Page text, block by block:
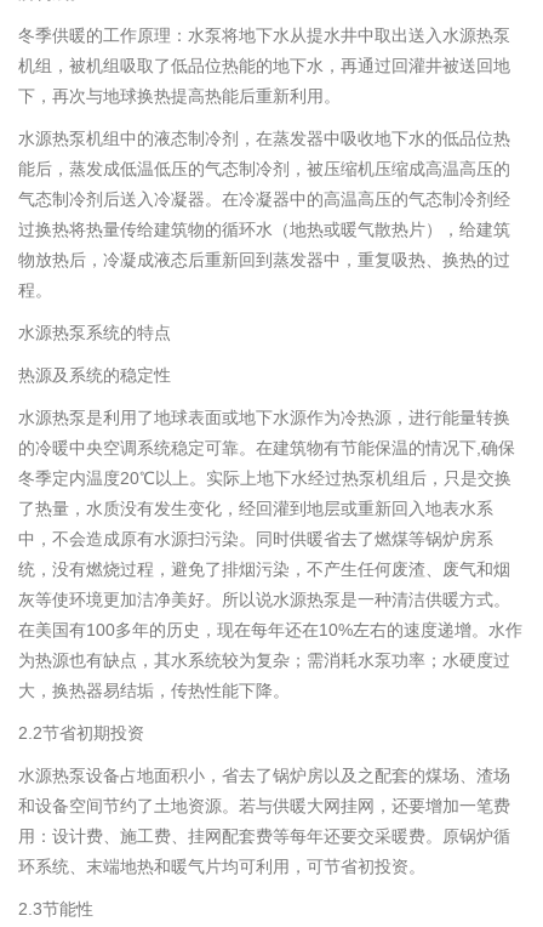
冬季供暖的工作原理：水泵将地下水从提水井中取出送入水源热泵
机组，被机组吸取了低品位热能的地下水，再通过回灌井被送回地
下，再次与地球换热提高热能后重新利用。
水源热泵机组中的液态制冷剂，在蒸发器中吸收地下水的低品位热
能后，蒸发成低温低压的气态制冷剂，被压缩机压缩成高温高压的
气态制冷剂后送入冷凝器。在冷凝器中的高温高压的气态制冷剂经
过换热将热量传给建筑物的循环水（地热或暖气散热片），给建筑
物放热后，冷凝成液态后重新回到蒸发器中，重复吸热、换热的过
程。
水源热泵系统的特点
热源及系统的稳定性
水源热泵是利用了地球表面或地下水源作为冷热源，进行能量转换
的冷暖中央空调系统稳定可靠。在建筑物有节能保温的情况下,确保
冬季定内温度20℃以上。实际上地下水经过热泵机组后，只是交换
了热量，水质没有发生变化，经回灌到地层或重新回入地表水系
中，不会造成原有水源扫污染。同时供暖省去了燃煤等锅炉房系
统，没有燃烧过程，避免了排烟污染，不产生任何废渣、废气和烟
灰等使环境更加洁净美好。所以说水源热泵是一种清洁供暖方式。
在美国有100多年的历史，现在每年还在10%左右的速度递增。水作
为热源也有缺点，其水系统较为复杂；需消耗水泵功率；水硬度过
大，换热器易结垢，传热性能下降。
2.2节省初期投资
水源热泵设备占地面积小，省去了锅炉房以及之配套的煤场、渣场
和设备空间节约了土地资源。若与供暖大网挂网，还要增加一笔费
用：设计费、施工费、挂网配套费等每年还要交采暖费。原锅炉循
环系统、末端地热和暖气片均可利用，可节省初投资。
2.3节能性